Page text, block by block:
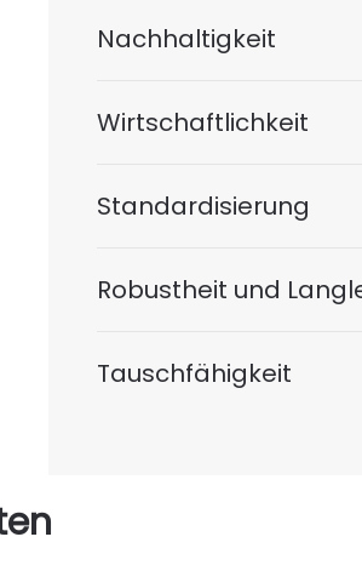
Nachhaltigkeit
Wirtschaftlichkeit
Standardisierung
Robustheit und
Tauschfähigkeit